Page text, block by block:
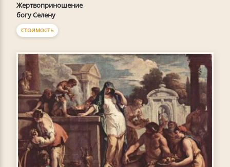
Жертвоприношение
богу Селену
СТОИМОСТЬ